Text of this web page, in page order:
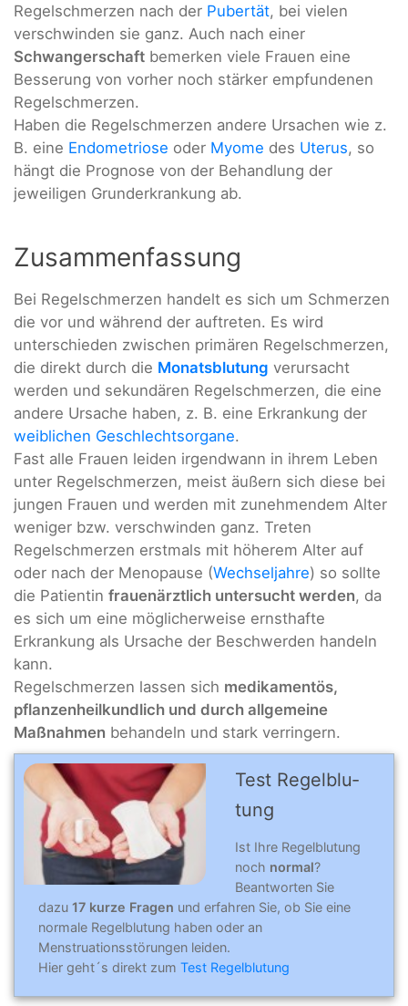
Regelschmerzen nach der Pubertät, bei vielen
verschwinden sie ganz. Auch nach einer
Schwangerschaft bemerken viele Frauen eine
Besserung von vorher noch stärker empfundenen
Regelschmerzen.
Haben die Regelschmerzen andere Ursachen wie z.
B. eine Endometriose oder Myome des Uterus, so
hängt die Prognose von der Behandlung der
jeweiligen Grunderkrankung ab.
Zusammenfassung
Bei Regelschmerzen handelt es sich um Schmerzen
die vor und während der auftreten. Es wird
unterschieden zwischen primären Regelschmerzen,
die direkt durch die Monatsblutung verursacht
werden und sekundären Regelschmerzen, die eine
andere Ursache haben, z. B. eine Erkrankung der
weiblichen Geschlechtsorgane.
Fast alle Frauen leiden irgendwann in ihrem Leben
unter Regelschmerzen, meist äußern sich diese bei
jungen Frauen und werden mit zunehmendem Alter
weniger bzw. verschwinden ganz. Treten
Regelschmerzen erstmals mit höherem Alter auf
oder nach der Menopause (Wechseljahre) so sollte
die Patientin frauenärztlich untersucht werden, da
es sich um eine möglicherweise ernsthafte
Erkrankung als Ursache der Beschwerden handeln
kann.
Regelschmerzen lassen sich medikamentös,
pflanzenheilkundlich und durch allgemeine
Maßnahmen behandeln und stark verringern.
Test Regelblu­
tung
Ist Ihre Regelblutung
noch normal?
Beantworten Sie
dazu 17 kurze Fragen und erfahren Sie, ob Sie eine
normale Regelblutung haben oder an
Menstruationsstörungen leiden.
Hier geht´s direkt zum Test Regelblutung